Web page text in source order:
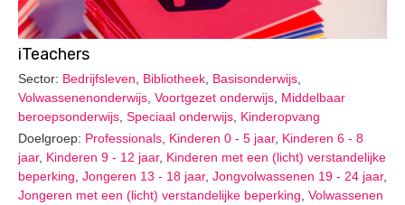
iTeachers
Sector: Bedrijfsleven Bibliotheek Basisonderwijs
Volwassenenonderwijs Voortgezet onderwijs Middelbaar
beroepsonderwijs Speciaal onderwijs Kinderopvang
Doelgroep: Professionals Kinderen 0 - 5 jaar, Kinderen 6 - 8
jaar, Kinderen 9 - 12 jaar, Kinderen met een (licht) verstandelijke
beperking Jongeren 13 - 18 jaar, Jongvolwassenen 19 - 24 jaar,
Jongeren met een (licht) verstandelijke beperking Volwassenen